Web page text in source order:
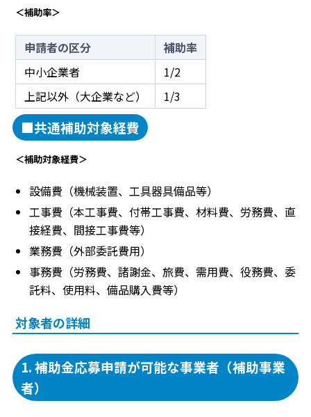
＜補助率＞
申請者の区分
補助率
中小企業者
1/2
上記以外（大企業など）
1/3
■共通補助対象経費
＜補助対象経費＞
設備費（機械装置、工具器具備品等）
工事費（本工事費、付帯工事費、材料費、労務費、直
接経費、間接工事費等）
業務費（外部委託費用）
事務費（労務費、諸謝金、旅費、需用費、役務費、委
託料、使用料、備品購入費等）
対象者の詳細
1. 補助金応募申請が可能な事業者（補助事業
者）